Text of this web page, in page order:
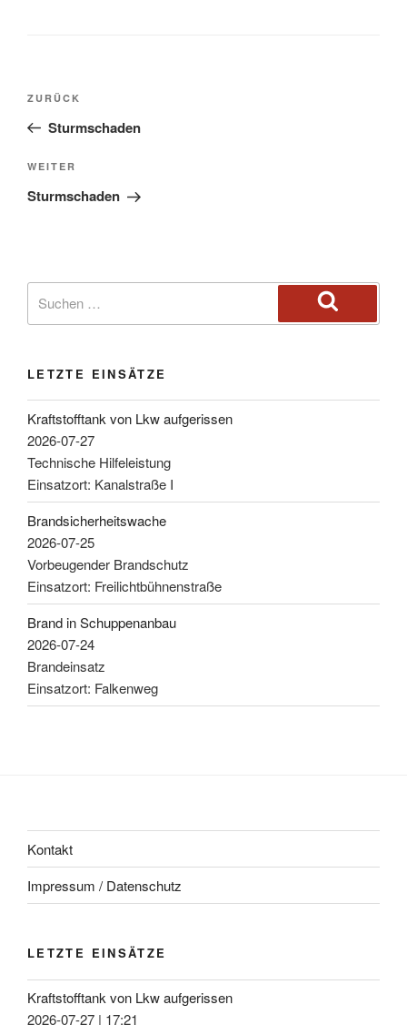
ZURÜCK
Sturmschaden
WEITER
Sturmschaden
LETZTE EINSÄTZE
Kraftstofftank von Lkw aufgerissen
2026-07-27
Technische Hilfeleistung
Einsatzort: Kanalstraße I
Brandsicherheitswache
2026-07-25
Vorbeugender Brandschutz
Einsatzort: Freilichtbühnenstraße
Brand in Schuppenanbau
2026-07-24
Brandeinsatz
Einsatzort: Falkenweg
Kontakt
Impressum / Datenschutz
LETZTE EINSÄTZE
Kraftstofftank von Lkw aufgerissen
2026-07-27 | 17:21